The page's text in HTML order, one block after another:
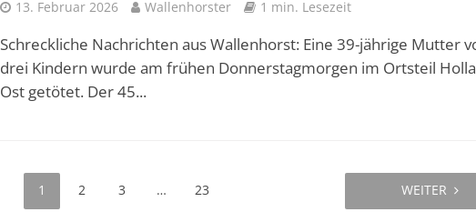
13. Februar 2026 Wallenhorster 1 min. Lesezeit
Schreckliche Nachrichten aus Wallenhorst: Eine 39-jährige Mutter
drei Kindern wurde am frühen Donnerstagmorgen im Ortsteil
Ost getötet. Der 45...
1 2 3 … 23 WEITER